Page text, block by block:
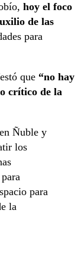
hoy el foco
de las
para
que “no hay
crítico de la
Ñuble y
los
para
la